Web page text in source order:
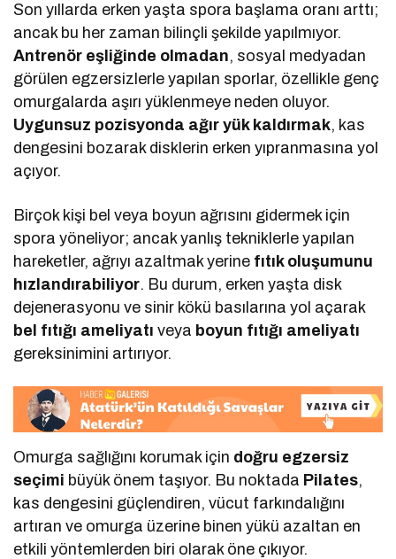
Son yıllarda erken yaşta spora başlama oranı arttı;
ancak bu her zaman bilinçli şekilde yapılmıyor.
Antrenör eşliğinde olmadan, sosyal medyadan
görülen egzersizlerle yapılan sporlar, özellikle genç
omurgalarda aşırı yüklenmeye neden oluyor.
Uygunsuz pozisyonda ağır yük kaldırmak, kas
dengesini bozarak disklerin erken yıpranmasına yol
açıyor.
Birçok kişi bel veya boyun ağrısını gidermek için
spora yöneliyor; ancak yanlış tekniklerle yapılan
hareketler, ağrıyı azaltmak yerine fıtık oluşumunu
hızlandırabiliyor. Bu durum, erken yaşta disk
dejenerasyonu ve sinir kökü basılarına yol açarak
bel fıtığı ameliyatı veya boyun fıtığı ameliyatı
gereksinimini artırıyor.
Omurga sağlığını korumak için doğru egzersiz
seçimi büyük önem taşıyor. Bu noktada Pilates,
kas dengesini güçlendiren, vücut farkındalığını
artıran ve omurga üzerine binen yükü azaltan en
etkili yöntemlerden biri olarak öne çıkıyor.